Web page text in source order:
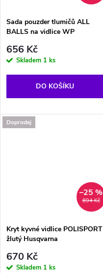
Sada pouzder tlumičů ALL
BALLS na vidlice WP
656 Kč
Skladem 1 ks
DO KOŠÍKU
Doprodej
894 Kč
–25 %
Kryt kyvné vidlice POLISPORT
žlutý Husqvarna
670 Kč
Skladem 1 ks